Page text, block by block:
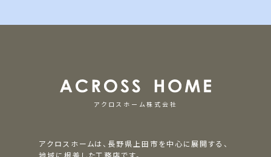
アクロスホーム株式会社
アクロスホームは、長野県上田市を中心に展開する、